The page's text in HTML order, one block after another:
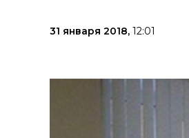
31 января 2018, 12:01